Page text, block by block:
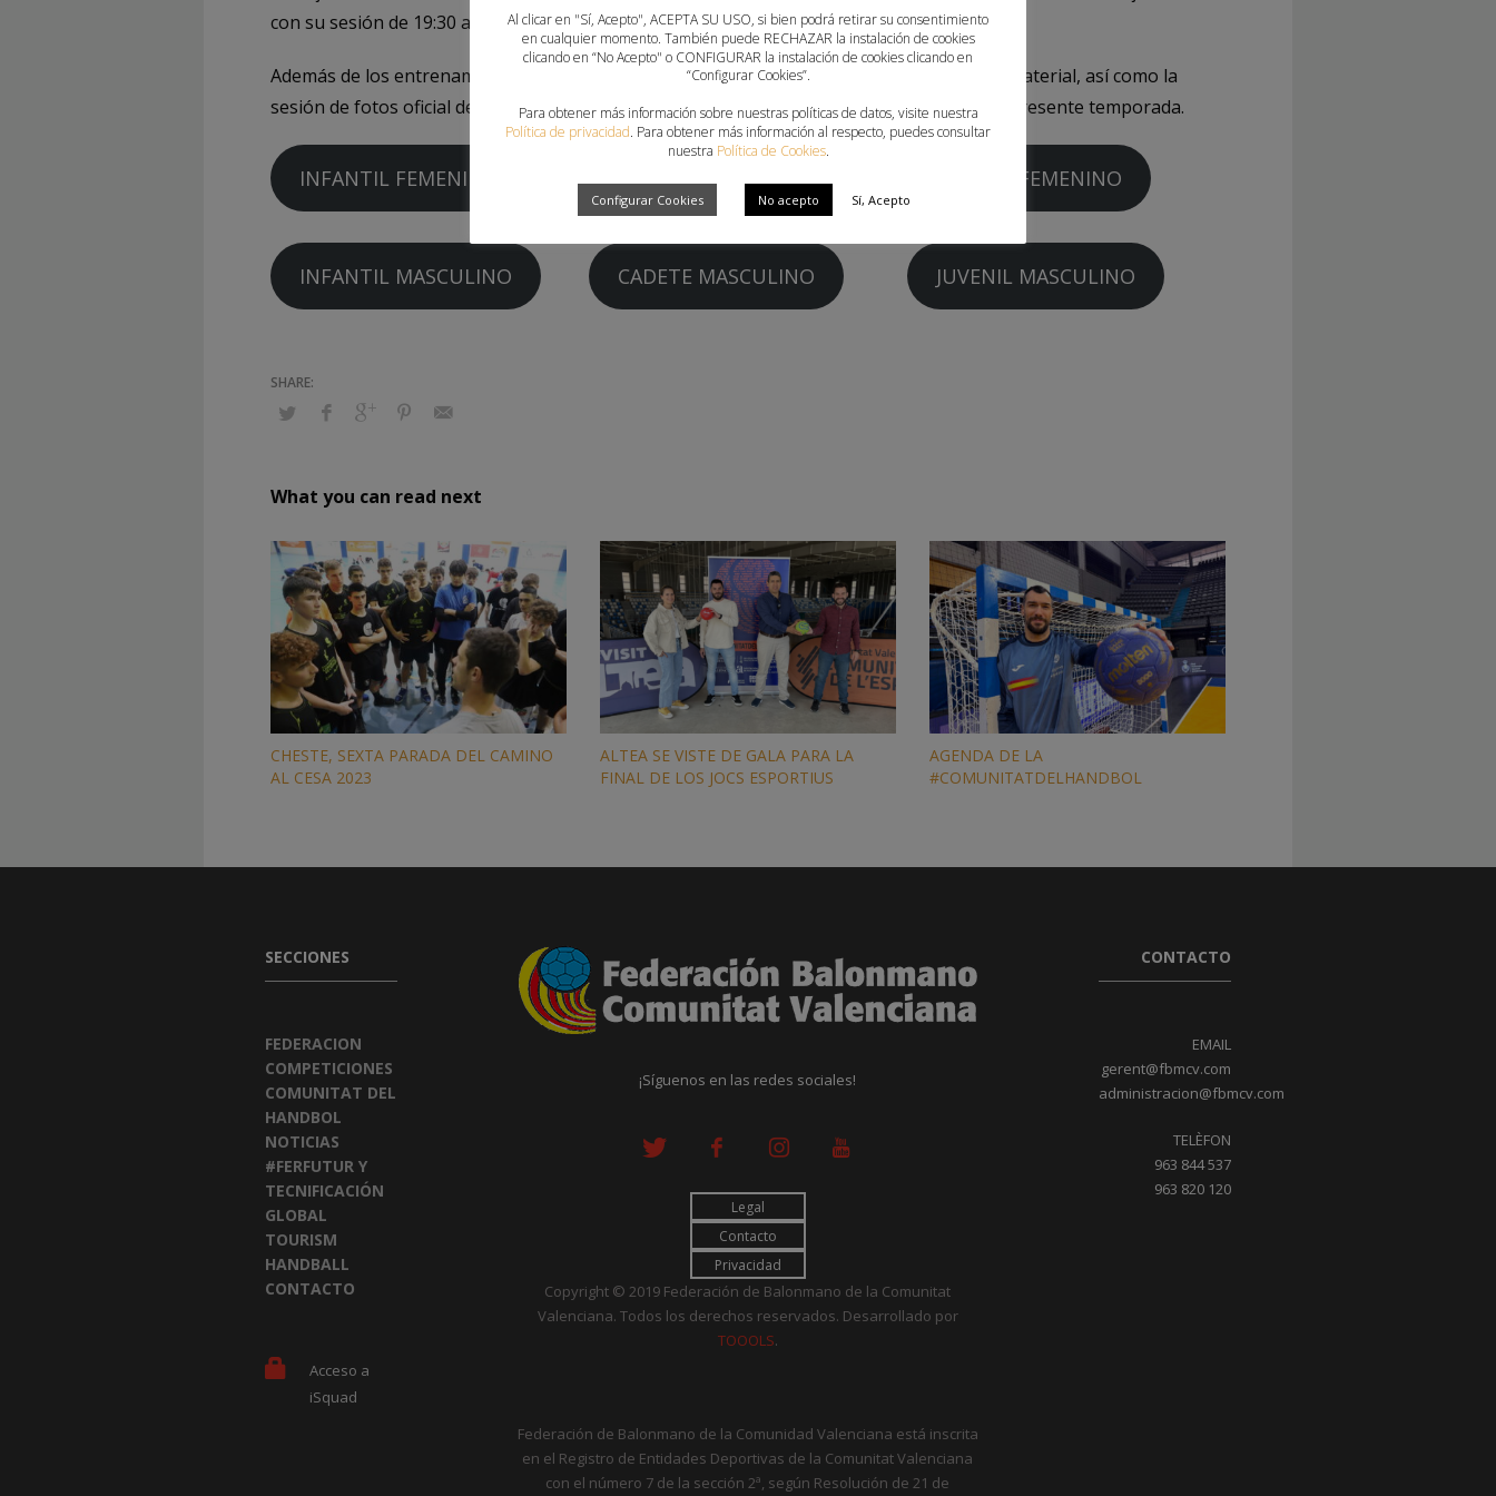
con su sesión de 19:30 a 21:00 horas.
Además de los entrenamientos, la convocatoria servirá para realizar el reparto oficial de material, así como la
sesión de fotos oficial de las selecciones de playa de la Comunitat Valenciana de cara a la presente temporada.
INFANTIL FEMENINO CADETE FEMENINO JUVENIL FEMENINO
INFANTIL MASCULINO CADETE MASCULINO JUVENIL MASCULINO
What you can read next
CHESTE, SEXTA PARADA DEL CAMINO
AL CESA 2023
ALTEA SE VISTE DE GALA PARA LA
FINAL DE LOS JOCS ESPORTIUS
AGENDA DE LA
#COMUNITATDELHANDBOL
SECCIONES
FEDERACION
COMPETICIONES
COMUNITAT DEL
HANDBOL
NOTICIAS
#FERFUTUR Y
TECNIFICACIÓN
GLOBAL
TOURISM
HANDBALL
CONTACTO
Acceso a
iSquad
¡Síguenos en las redes sociales!
Legal
Contacto
Privacidad
Copyright © 2019 Federación de Balonmano de la Comunitat
Valenciana. Todos los derechos reservados. Desarrollado por
TOOOLS.
Federación de Balonmano de la Comunidad Valenciana está inscrita
en el Registro de Entidades Deportivas de la Comunitat Valenciana
con el número 7 de la sección 2ª, según Resolución de 21 de
CONTACTO
EMAIL
gerent@fbmcv.com
administracion@fbmcv.com
TELÈFON
963 844 537
963 820 120
Al clicar en "Sí, Acepto", ACEPTA SU USO, si bien podrá retirar su consentimiento
en cualquier momento. También puede RECHAZAR la instalación de cookies
clicando en “No Acepto" o CONFIGURAR la instalación de cookies clicando en
“Configurar Cookies”.
Para obtener más información sobre nuestras políticas de datos, visite nuestra
Política de privacidad. Para obtener más información al respecto, puedes consultar
nuestra Política de Cookies.
Configurar Cookies No acepto Sí, Acepto